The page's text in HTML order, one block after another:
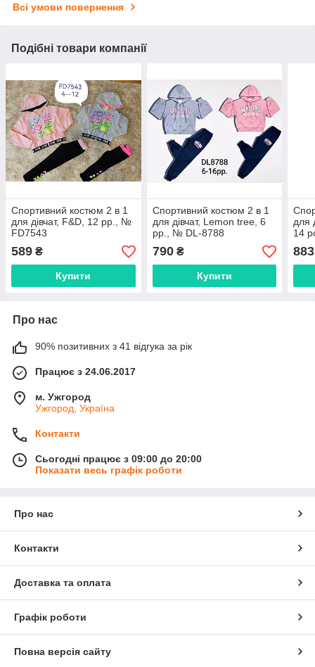
Всі умови повернення
Подібні товари компанії
Спортивний костюм 2 в 1
для дівчат, F&D, 12 рр., №
FD7543
589 ₴
Купити
Спортивний костюм 2 в 1
для дівчат, Lemon tree, 6
рр., № DL-8788
790₴
Купити
для
14
883
Про нас
90% позитивних з 41 відгука за рік
Працює з 24.06.2017
м. Ужгород
Ужгород, Україна
Контакти
Сьогодні працює з 09:00 до 20:00
Показати весь графік роботи
Про нас
Контакти
Доставка та оплата
Графік роботи
Повна версія сайту